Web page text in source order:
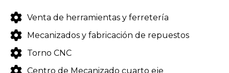
Venta de herramientas y ferretería
Mecanizados y fabricación de repuestos
Torno CNC
Centro de Mecanizado cuarto eje